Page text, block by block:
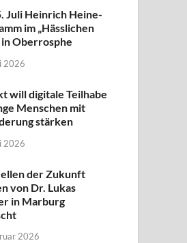
Juli Heinrich Heine-
im „Hässlichen
in Oberrosphe
2026
will digitale Teilhabe
Menschen mit
stärken
2026
der Zukunft
von Dr. Lukas
in Marburg
2026